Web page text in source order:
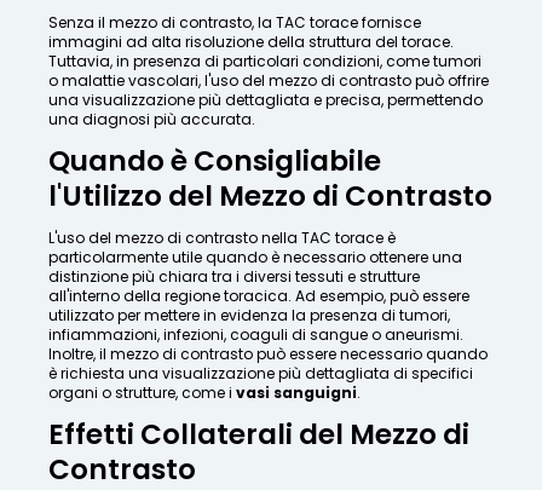
Senza il mezzo di contrasto, la TAC torace fornisce
immagini ad alta risoluzione della struttura del torace.
Tuttavia, in presenza di particolari condizioni, come tumori
o malattie vascolari, l'uso del mezzo di contrasto può offrire
una visualizzazione più dettagliata e precisa, permettendo
una diagnosi più accurata.
Quando è Consigliabile
l'Utilizzo del Mezzo di Contrasto
L'uso del mezzo di contrasto nella TAC torace è
particolarmente utile quando è necessario ottenere una
distinzione più chiara tra i diversi tessuti e strutture
all'interno della regione toracica. Ad esempio, può essere
utilizzato per mettere in evidenza la presenza di tumori,
infiammazioni, infezioni, coaguli di sangue o aneurismi.
Inoltre, il mezzo di contrasto può essere necessario quando
è richiesta una visualizzazione più dettagliata di specifici
organi o strutture, come i vasi sanguigni.
Effetti Collaterali del Mezzo di
Contrasto